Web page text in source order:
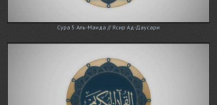
Сура 5 Аль-Маида // Ясир Ад-Даусари